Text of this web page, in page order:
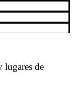
lugares de